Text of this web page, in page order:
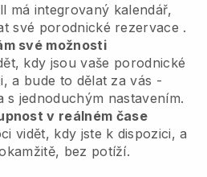
má integrovaný kalendář,
své porodnické rezervace .
své možnosti
kdy jsou vaše porodnické
a bude to dělat za vás -
s jednoduchým nastavením.
v reálném čase
vidět, kdy jste k dispozici,a
bez potíží.